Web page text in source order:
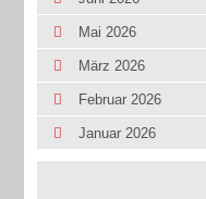
Mai 2026
März 2026
Februar 2026
Januar 2026